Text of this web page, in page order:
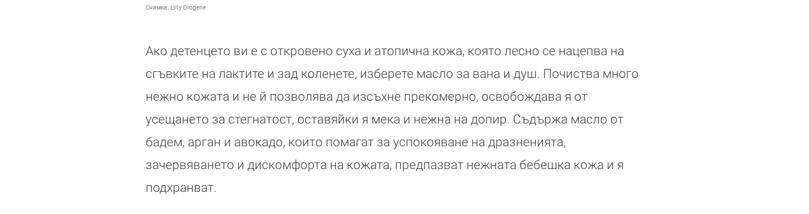
Снимка: Lilly Drogerie
Ако детенцето ви е с откровено суха и атопична кожа, която лесно се нацепва на
сгъвките на лактите и зад коленете, изберете масло за вана и душ. Почиства много
нежно кожата и не й позволява да изсъхне прекомерно, освобождава я от
усещането за стегнатост, оставяйки я мека и нежна на допир. Съдържа масло от
бадем, арган и авокадо, които помагат за успокояване на дразненията,
зачервяването и дискомфорта на кожата, предпазват нежната бебешка кожа и я
подхранват.